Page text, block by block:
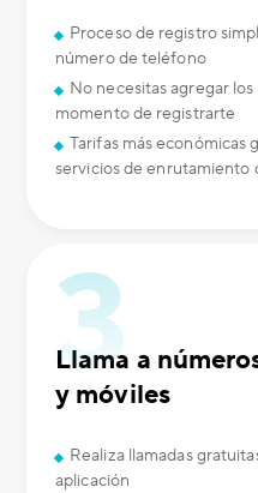
Proceso de registro
número de teléfono
No necesitas agregar
momento de registrarte
Tarifas más económicas
servicios de enrutamiento
Llama a
y móviles
Realiza llamadas
aplicación